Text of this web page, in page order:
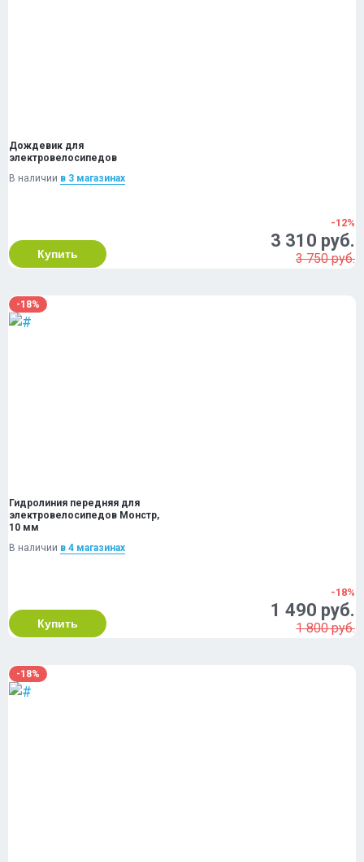
Дождевик для
электровелосипедов
В наличии в 3 магазинах
Купить
-12%
3 310 руб.
3 750 руб.
-18%
Гидролиния передняя для
электровелосипедов Монстр,
10 мм
В наличии в 4 магазинах
Купить
-18%
1 490 руб.
1 800 руб.
-18%